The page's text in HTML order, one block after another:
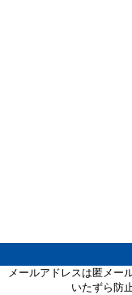
メールアドレスは匿メー
いたずら防